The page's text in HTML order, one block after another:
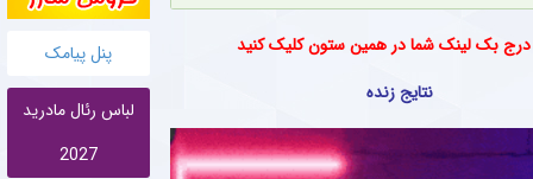
پنل پیامک
لباس رئال مادرید
2027
تیم مطرح لیگ برتری از کاپیتان محبوب پرسپولیسی + سند
کاپیتان پیشین پرسپولیس راهی گل‌گهر سیرجان شد تا زیر نظر سیدمهدی رحمتی بازی کند.
خرید جدید تراکتور برای کسب آمادگی + عکس
از مصدومیت جزئی در دیدار دوستانه تراکتور، روند درمان خود را پشت سر می‌گذارد و
درج بک لینک شما در همین ستون کلیک کنید
نتایج زنده